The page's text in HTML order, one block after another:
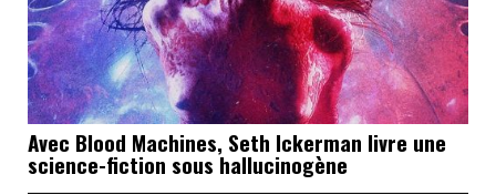
Avec Blood Machines, Seth Ickerman livre une
science-fiction sous hallucinogène